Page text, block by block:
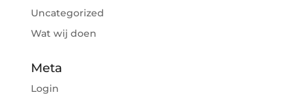
Uncategorized
Wat wij doen
Meta
Login